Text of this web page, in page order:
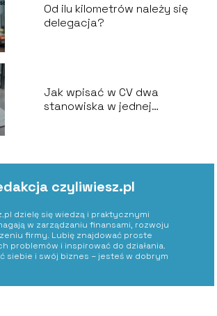
Od ilu kilometrów należy się
delegacja?
Jak wpisać w CV dwa
stanowiska w jednej
czyliwiesz.pl
dzielę się wiedzą i praktycznymi
w zarządzaniu finansami, rozwoju
firmy. Lubię znajdować proste
problemów i inspirować do działania.
siebie i swój biznes – jesteś w dobrym